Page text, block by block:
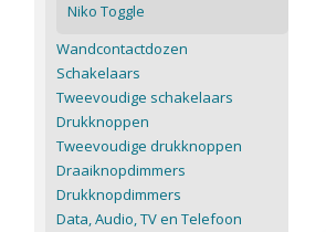
Niko Toggle
Wandcontactdozen
Schakelaars
Tweevoudige schakelaars
Drukknoppen
Tweevoudige drukknoppen
Draaiknopdimmers
Drukknopdimmers
Data, Audio, TV en Telefoon